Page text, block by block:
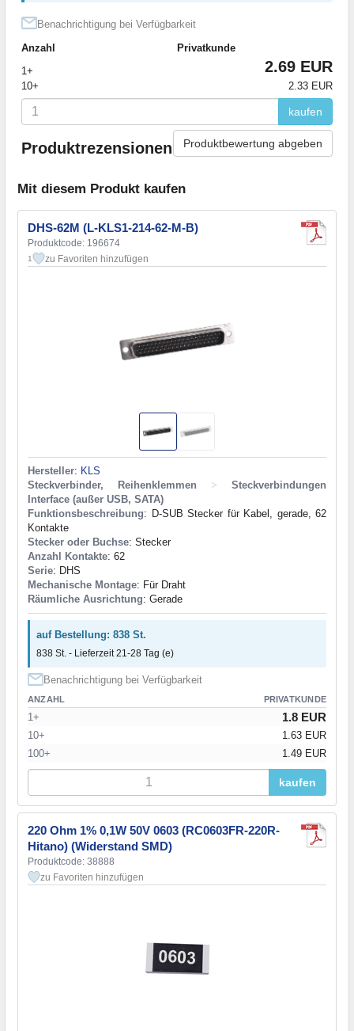
Benachrichtigung bei Verfügbarkeit
Anzahl
Privatkunde
1+
2.69 EUR
10+ 2.33 EUR
kaufen
Produktrezensionen Produktbewertung abgeben
Mit diesem Produkt kaufen
DHS-62M (L-KLS1-214-62-M-B)
Produktcode: 196674
1 zu Favoriten hinzufügen
Hersteller: KLS
Steckverbinder, Reihenklemmen
>
Steckverbindungen
Interface (außer USB, SATA)
Funktionsbeschreibung: D-SUB Stecker für Kabel, gerade, 62
Kontakte
Stecker oder Buchse: Stecker
Anzahl Kontakte: 62
Serie: DHS
Mechanische Montage: Für Draht
Räumliche Ausrichtung: Gerade
auf Bestellung: 838 St.
838 St. - Lieferzeit 21-28 Tag (e)
Benachrichtigung bei Verfügbarkeit
ANZAHL PRIVATKUNDE
1+ 1.8 EUR
10+
1.63 EUR
100+
1.49 EUR
kaufen
220 Ohm 1% 0,1W 50V 0603 (RC0603FR-220R-
Hitano) (Widerstand SMD)
Produktcode: 38888
zu Favoriten hinzufügen